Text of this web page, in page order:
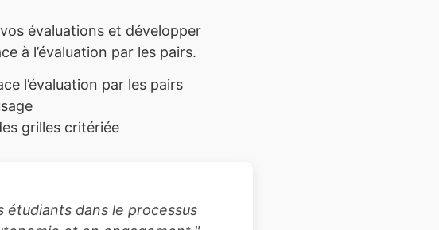
évaluations et développer
à l’évaluation par les pairs.
l’évaluation par les pairs
grilles critériée
étudiants dans le processus